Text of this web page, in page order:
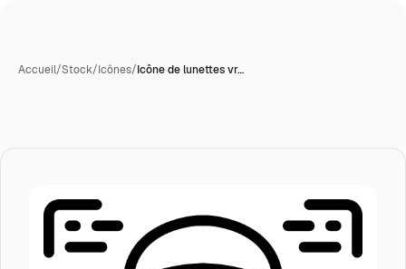
Accueil/Stock/Icônes/Icône de lunettes vr…